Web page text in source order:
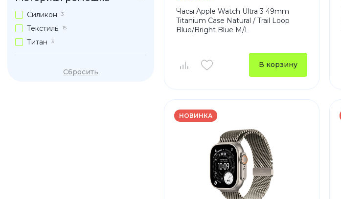
Силикон 3
Текстиль 15
Титан 3
Сбросить
Часы Apple Watch Ultra 3 49mm
Titanium Case Natural / Trail Loop
Blue/Bright Blue M/L
В корзину
НОВИНКА